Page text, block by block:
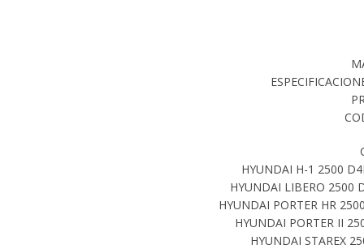
HYUNDAI H-1 2500
HYUNDAI LIBERO 2500
HYUNDAI PORTER HR
HYUNDAI PORTER II
HYUNDAI STAREX